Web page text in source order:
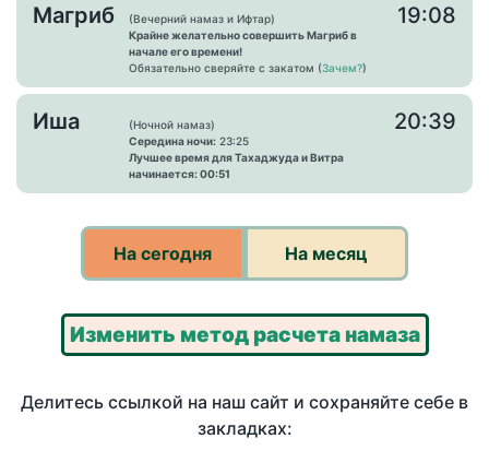
Магриб
(Вечерний намаз и Ифтар)
Крайне желательно совершить Магриб в
начале его времени!
Обязательно сверяйте с закатом (Зачем?)
19:08
Иша
(Ночной намаз)
Середина ночи: 23:25
Лучшее время для Тахаджуда и Витра
начинается: 00:51
20:39
На сегодня На месяц
Изменить метод расчета намаза
Делитесь ссылкой на наш сайт и сохраняйте себе в
закладках: